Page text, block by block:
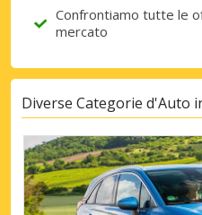
Confrontiamo tutte le
mercato
Diverse Categorie d'Auto